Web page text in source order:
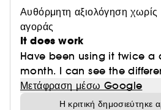
Αυθόρμητη αξιολόγηση χωρίς
αγοράς
It does work
Have been using it twice a
month. I can see the
Μετάφραση μέσω Google
Η κριτική δημοσιεύτηκε